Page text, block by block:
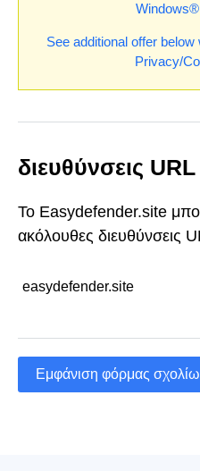
Windows®
See additional offer below
Privacy/
διευθύνσεις URL
Το Easydefender.site
ακόλουθες διευθύνσεις
easydefender.site
Εμφάνιση φόρμας